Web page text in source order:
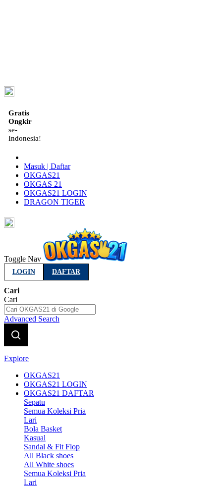
Gratis
Ongkir
se-
Indonesia!
Masuk | Daftar
OKGAS21
OKGAS 21
OKGAS21 LOGIN
DRAGON TIGER
Toggle Nav
LOGIN DAFTAR
Cari
Cari
Advanced Search
Explore
OKGAS21
OKGAS21 LOGIN
OKGAS21 DAFTAR
Sepatu
Semua Koleksi Pria
Lari
Bola Basket
Kasual
Sandal & Fit Flop
All Black shoes
All White shoes
Semua Koleksi Pria
Lari